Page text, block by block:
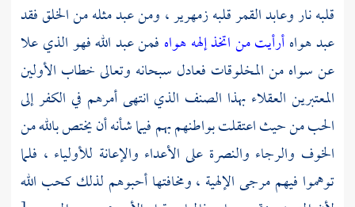
قلبه نار وعابد القمر قلبه زمهرير ، ومن عبد مثله من الخلق فقد
عبد هواهأرأيت من اتخذ إلهه هواه فمن عبد الله فهو الذي علا
عن سواه من المخلوقات فعادل سبحانه وتعالى خطاب الأولين
المعتبرين العقلاء بهذا الصنف الذي انتهى أمرهم في الكفر إلى
الحب من حيث اعتقلت بواطنهم بهم فيما شأنه أن يختص بالله من
الخوف والرجاء والنصرة على الأعداء والإعانة للأولياء ، فلما
توهموا فيهم مرجى الإلهية ، ومخافتها أحبوهم لذلك كحب الله